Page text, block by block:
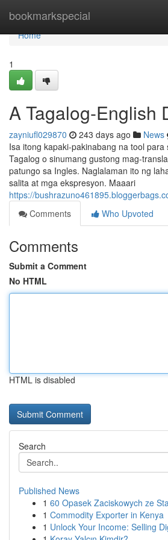
bookmarkspecial
Home
Home
1
A Tagalog-English
zayniufl029870 243 days ago News
Isa itong kapaki-pakinabang na tool
Tagalog o sinumang gustong mag-
patungo sa Ingles. Naglalaman ito ng
salita at mga ekspresyon. Maaari
https://
Comments
Who Upvoted
Comments
Submit a Comment
No HTML
HTML is disabled
Search
Published News
1 60 Opasek Zaciskowych ze
1 Commodity Exporter in Kenya
1 Unlock Your Income: Selling